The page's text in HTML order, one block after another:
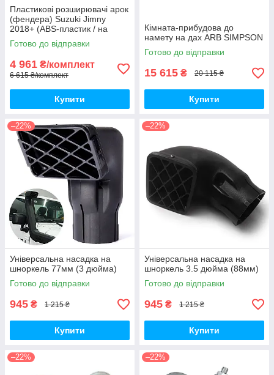
Пластикові розширювачі арок
(фендера) Suzuki Jimny
2018+ (ABS-пластик / на
скотчі 3М)
Готово до відправки
4 961 ₴/комплект
6 615 ₴/комплект
Купити
Кімната-прибудова до
намету на дах ARB SIMPSON
Готово до відправки
15 615 ₴ 20 115 ₴
Купити
–22%
Універсальна насадка на
шноркель 77мм (3 дюйма)
Готово до відправки
945 ₴ 1 215 ₴
Купити
–22%
Універсальна насадка на
шноркель 3.5 дюйма (88мм)
Готово до відправки
945 ₴ 1 215 ₴
Купити
–22% –22%